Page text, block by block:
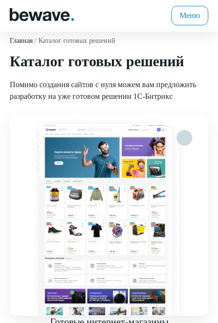
Меню
Главная Каталог готовых решений
Каталог готовых решений
Помимо создания сайтов с нуля можем вам предложить
разработку на уже готовом решении 1C-Битрикс